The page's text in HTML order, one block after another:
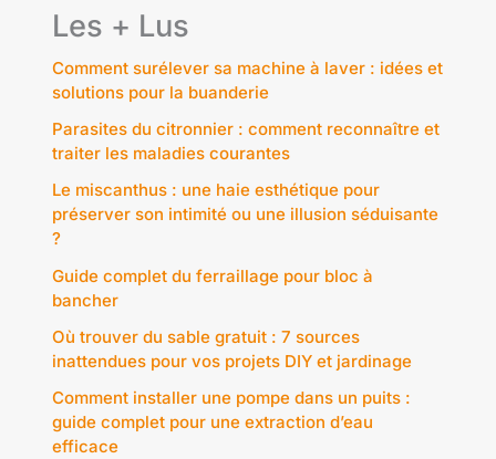
Les + Lus
Comment surélever sa machine à laver : idées et
solutions pour la buanderie
Parasites du citronnier : comment reconnaître et
traiter les maladies courantes
Le miscanthus : une haie esthétique pour
préserver son intimité ou une illusion séduisante
?
Guide complet du ferraillage pour bloc à
bancher
Où trouver du sable gratuit : 7 sources
inattendues pour vos projets DIY et jardinage
Comment installer une pompe dans un puits :
guide complet pour une extraction d’eau
efficace